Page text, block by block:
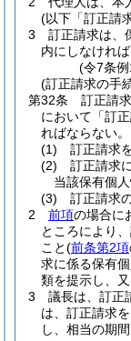
(以下「訂正請
3
訂正請求は、
内にしなければ
(令7条
(訂正請求の手
第32条
訂正請
において「訂
ればならない。
(1)
訂正請求
(2)
訂正請求
当該保有個
(3)
訂正請求
2
前項の場合に
ところにより
こと(前条第2項
求に係る保有
類を提示し、
3
議長は、訂正
は、訂正請求
し、相当の期